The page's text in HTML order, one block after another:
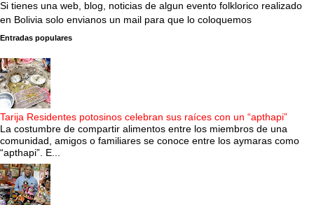
Si tienes una web, blog, noticias de algun evento folklorico realizado
en Bolivia solo envianos un mail para que lo coloquemos
Entradas populares
Tarija Residentes potosinos celebran sus raíces con un “apthapi”
La costumbre de compartir alimentos entre los miembros de una
comunidad, amigos o familiares se conoce entre los aymaras como
“apthapi”. E...